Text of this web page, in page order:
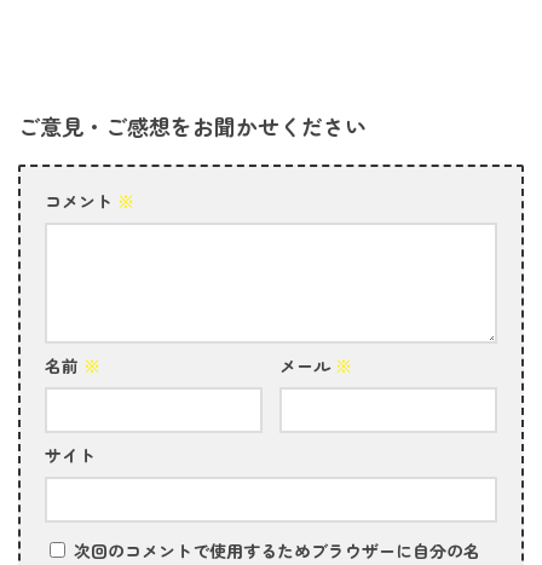
ご意見・ご感想をお聞かせください
コメント ※
名前 ※ メール ※
サイト
次回のコメントで使用するためブラウザーに自分の名